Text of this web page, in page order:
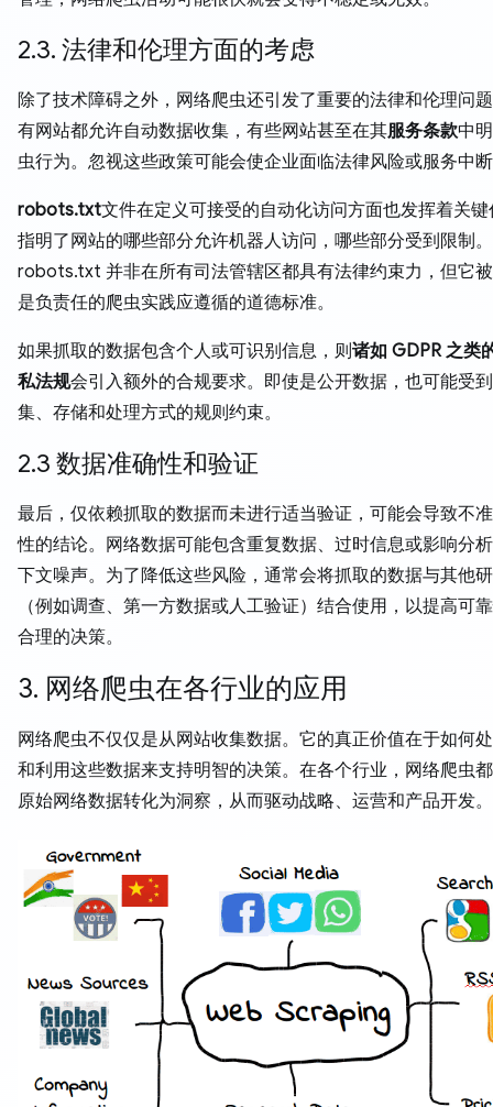
2.3. 法律和伦理方面的考虑
除了技术障碍之外，网络爬虫还引发了重要的法律和伦理问
有网站都允许自动数据收集，有些网站甚至在其服务条款中
虫行为。忽视这些政策可能会使企业面临法律风险或服务中
robots.txt文件在定义可接受的自动化访问方面也发挥着关
指明了网站的哪些部分允许机器人访问，哪些部分受到限制
robots.txt 并非在所有司法管辖区都具有法律约束力，但它
是负责任的爬虫实践应遵循的道德标准。
如果抓取的数据包含个人或可识别信息，则诸如 GDPR 之类
私法规会引入额外的合规要求。即使是公开数据，也可能受
集、存储和处理方式的规则约束。
2.3 数据准确性和验证
最后，仅依赖抓取的数据而未进行适当验证，可能会导致不
性的结论。网络数据可能包含重复数据、过时信息或影响分
下文噪声。为了降低这些风险，通常会将抓取的数据与其他
（例如调查、第一方数据或人工验证）结合使用，以提高可
合理的决策。
3. 网络爬虫在各行业的应用
网络爬虫不仅仅是从网站收集数据。它的真正价值在于如何
和利用这些数据来支持明智的决策。在各个行业，网络爬虫
原始网络数据转化为洞察，从而驱动战略、运营和产品开发。